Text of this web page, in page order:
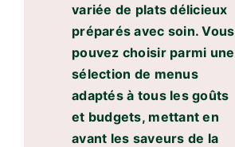
variée de plats délicieux
préparés avec soin. Vous
pouvez choisir parmi une
sélection de menus
adaptés à tous les goûts
et budgets, mettant en
avant les saveurs de la